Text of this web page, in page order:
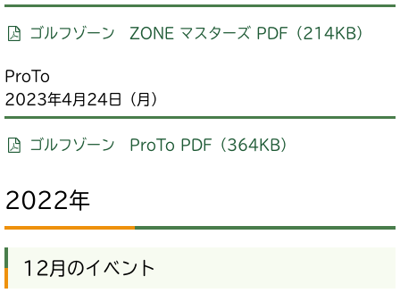
ゴルフゾーン ZONE マスターズ PDF（214KB）
ProTo
2023年4月24日（月）
ゴルフゾーン ProTo PDF（364KB）
2022年
12月のイベント